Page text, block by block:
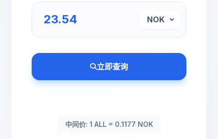
立即查询
中间价: 1 ALL = 0.1177 NOK